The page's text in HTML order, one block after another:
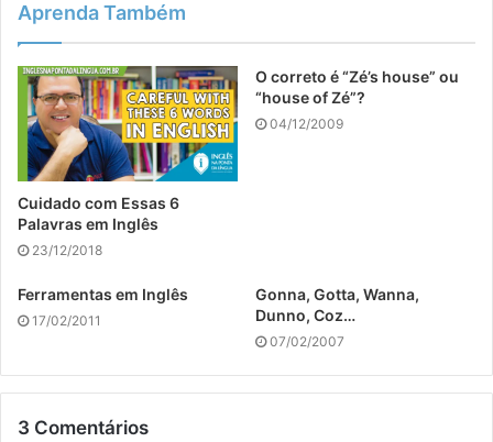
Aprenda Também
Cuidado com Essas 6
Palavras em Inglês
23/12/2018
O correto é “Zé’s house” ou
“house of Zé”?
04/12/2009
Ferramentas em Inglês
17/02/2011
Gonna, Gotta, Wanna,
Dunno, Coz…
07/02/2007
3 Comentários